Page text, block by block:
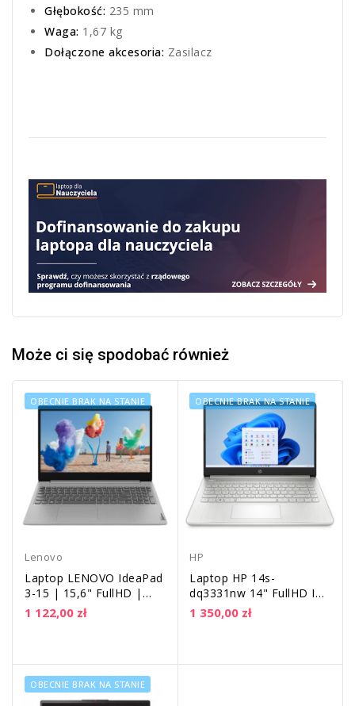
Głębokość: 235 mm
Waga: 1,67 kg
Dołączone akcesoria: Zasilacz
Może ci się spodobać również
OBECNIE BRAK NA STANIE
Lenovo
Laptop LENOVO IdeaPad
3-15 | 15,6" FullHD |
AMD Athlon 3050U |
DDR4 4GB | SSD...
1 122,00 zł
OBECNIE BRAK NA STANIE
HP
Laptop HP 14s-
dq3331nw 14" FullHD IPS
| Intel N4500 DualCore |
DDR4 4GB | SSD...
1 350,00 zł
OBECNIE BRAK NA STANIE